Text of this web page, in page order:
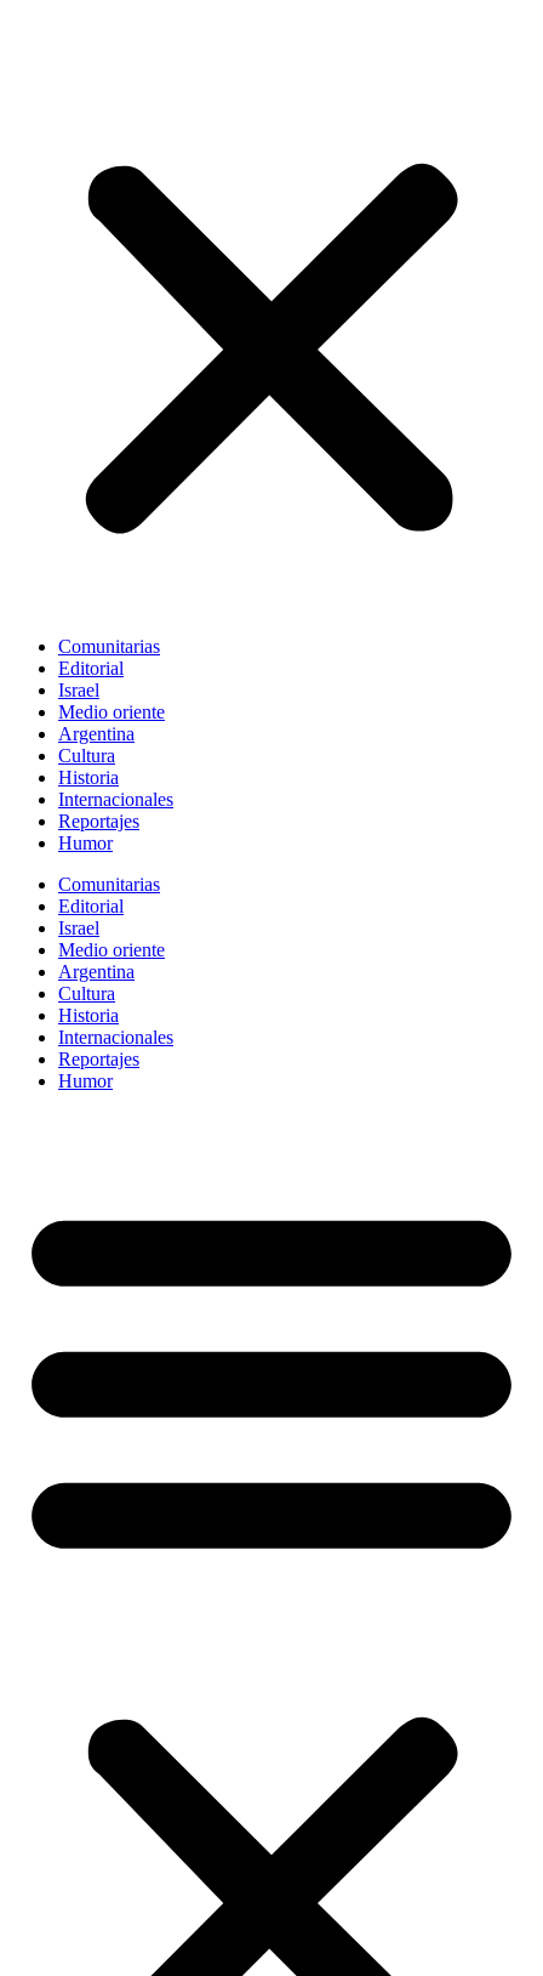
Comunitarias
Editorial
Israel
Medio oriente
Argentina
Cultura
Historia
Internacionales
Reportajes
Humor
Comunitarias
Editorial
Israel
Medio oriente
Argentina
Cultura
Historia
Internacionales
Reportajes
Humor